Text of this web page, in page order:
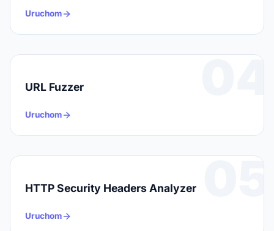
Uruchom
04
URL Fuzzer
Uruchom
05
HTTP Security Headers Analyzer
Uruchom